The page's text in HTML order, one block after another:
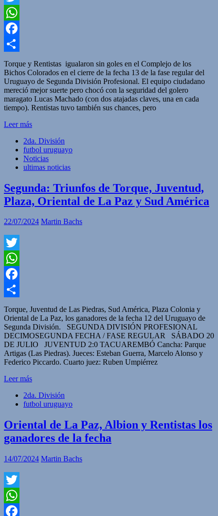
Twitter
WhatsApp
Facebook
Compartir
Torque y Rentistas igualaron sin goles en el Complejo de los
Bichos Colorados en el cierre de la fecha 13 de la fase regular del
Uruguayo de Segunda División Profesional. El equipo ciudadano
mereció mejor suerte pero chocó con la seguridad del golero
maragato Lucas Machado (con dos atajadas claves, una en cada
tiempo). Rentistas tuvo también sus chances, pero
Leer más
2da. División
futbol uruguayo
Noticias
ultimas noticias
Segunda: Triunfos de Torque, Juventud,
Plaza, Oriental de La Paz y Sud América
22/07/2024 Martin Bachs
Twitter
WhatsApp
Facebook
Compartir
Torque, Juventud de Las Piedras, Sud América, Plaza Colonia y
Oriental de La Paz, los ganadores de la fecha 12 del Uruguayo de
Segunda División. SEGUNDA DIVISIÓN PROFESIONAL
DECIMOSEGUNDA FECHA / FASE REGULAR SÁBADO 20
DE JULIO JUVENTUD 2:0 TACUAREMBÓ Cancha: Parque
Artigas (Las Piedras). Jueces: Esteban Guerra, Marcelo Alonso y
Federico Piccardo. Cuarto juez: Ruben Umpiérrez
Leer más
2da. División
futbol uruguayo
Oriental de La Paz, Albion y Rentistas los
ganadores de la fecha
14/07/2024 Martin Bachs
Twitter
WhatsApp